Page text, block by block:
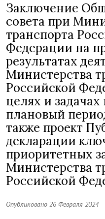
Заключение
совета при
транспорта
Федерации на
результатах
Министерства
Российской
целях и задачах
плановый
также проект
декларации
приоритетных
Министерства
Российской
Опубликовано 26 Февраля 2024